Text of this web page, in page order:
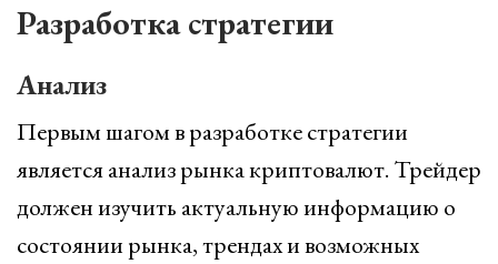
Разработка стратегии
Анализ
Первым шагом в разработке стратегии
является анализ рынка криптовалют. Трейдер
должен изучить актуальную информацию о
состоянии рынка, трендах и возможных